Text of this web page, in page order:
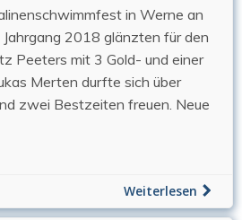
in Werne an
2018 glänzten für den
Peeters mit 3 Gold- und einer
Merten durfte sich über
zwei Bestzeiten freuen. Neue
Weiterlesen